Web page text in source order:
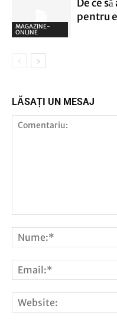
MAGAZINE-
ONLINE
De ce
pentru
LĂSAȚI UN MESAJ